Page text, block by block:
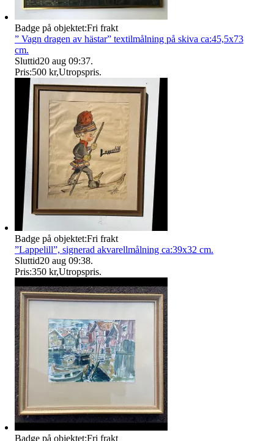
Badge på objektet:Fri frakt
” Vagn dragen av hästar” textilmålning på skiva ca:45,5x73
cm.
Sluttid20 aug 09:37.
Pris:500 kr,Utropspris.
Badge på objektet:Fri frakt
”Lappelill”, signerad akvarellmålning ca:39x32 cm.
Sluttid20 aug 09:38.
Pris:350 kr,Utropspris.
Badge på objektet:Fri frakt